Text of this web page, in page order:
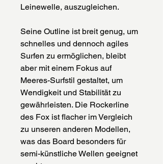
Leinewelle, auszugleichen.
Seine Outline ist breit genug, um
schnelles und dennoch agiles
Surfen zu ermöglichen, bleibt
aber mit einem Fokus auf
Meeres-Surfstil gestaltet, um
Wendigkeit und Stabilität zu
gewährleisten. Die Rockerline
des Fox ist flacher im Vergleich
zu unseren anderen Modellen,
was das Board besonders für
semi-künstliche Wellen geeignet